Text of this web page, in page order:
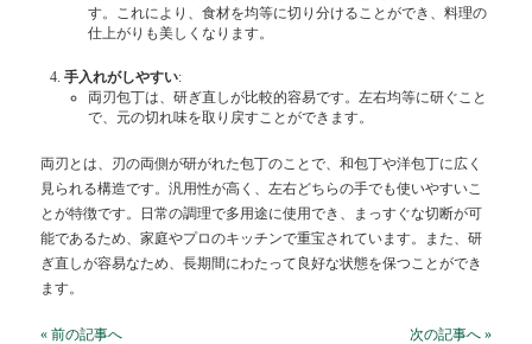
す。これにより、食材を均等に切り分けることができ、料理の
仕上がりも美しくなります。
手入れがしやすい:
両刃包丁は、研ぎ直しが比較的容易です。左右均等に研ぐこと
で、元の切れ味を取り戻すことができます。
両刃とは、刃の両側が研がれた包丁のことで、和包丁や洋包丁に広く
見られる構造です。汎用性が高く、左右どちらの手でも使いやすいこ
とが特徴です。日常の調理で多用途に使用でき、まっすぐな切断が可
能であるため、家庭やプロのキッチンで重宝されています。また、研
ぎ直しが容易なため、長期間にわたって良好な状態を保つことができ
ます。
« 前の記事へ 次の記事へ »